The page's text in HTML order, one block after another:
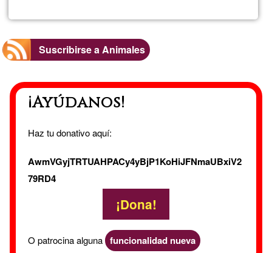
Suscribirse a Animales
¡Ayúdanos!
Haz tu donativo aquí:
AwmVGyjTRTUAHPACy4yBjP1KoHiJFNmaUBxiV2
79RD4
¡Dona!
O patrocina alguna funcionalidad nueva